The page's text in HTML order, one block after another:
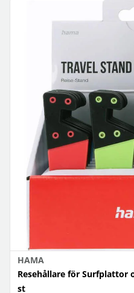
HAMA
Resehållare för Surfplattor
st